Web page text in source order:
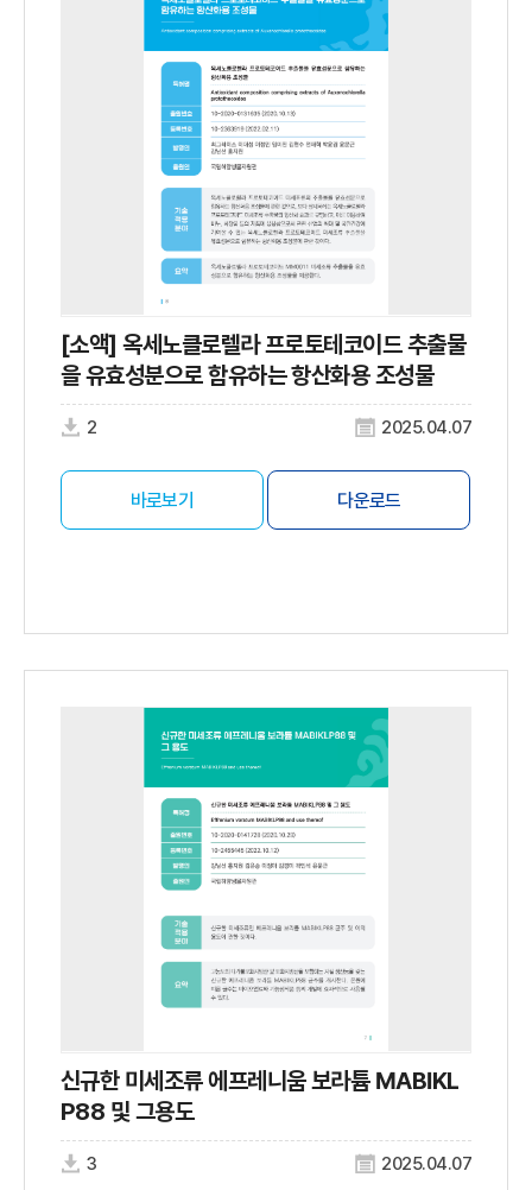
[소액] 옥세노클로렐라 프로토테코이드 추출물
을 유효성분으로 함유하는 항산화용 조성물
2 2025.04.07
바로보기 다운로드
신규한 미세조류 에프레니움 보라튬 MABIKL
P88 및 그용도
3 2025.04.07